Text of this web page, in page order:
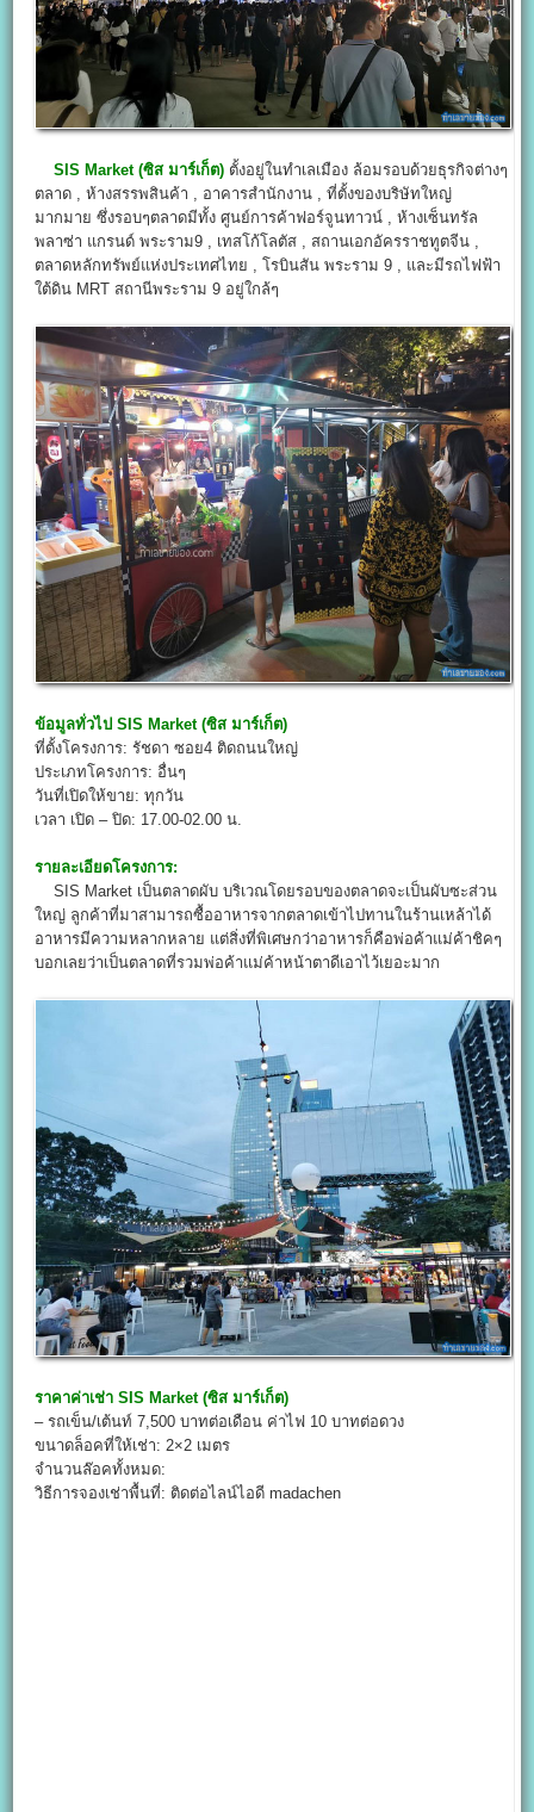
SIS Market (ซิส มาร์เก็ต) ตั้งอยู่ในทำเลเมือง ล้อมรอบด้วยธุรกิจต่างๆ
ตลาด , ห้างสรรพสินค้า , อาคารสำนักงาน , ที่ตั้งของบริษัทใหญ่
มากมาย ซึ่งรอบๆตลาดมีทั้ง ศูนย์การค้าฟอร์จูนทาวน์ , ห้างเซ็นทรัล
พลาซ่า แกรนด์ พระราม9 , เทสโก้โลตัส , สถานเอกอัครราชทูตจีน ,
ตลาดหลักทรัพย์แห่งประเทศไทย , โรบินสัน พระราม 9 , และมีรถไฟฟ้า
ใต้ดิน MRT สถานีพระราม 9 อยู่ใกล้ๆ
ข้อมูลทั่วไป SIS Market(ซิส มาร์เก็ต)
ที่ตั้งโครงการ: รัชดา ซอย4 ติดถนนใหญ่
ประเภทโครงการ: อื่นๆ
วันที่เปิดให้ขาย: ทุกวัน
เวลา เปิด – ปิด: 17.00-02.00 น.
รายละเอียดโครงการ:
SIS Market เป็นตลาดผับ บริเวณโดยรอบของตลาดจะเป็นผับซะส่วน
ใหญ่ ลูกค้าที่มาสามารถซื้ออาหารจากตลาดเข้าไปทานในร้านเหล้าได้
อาหารมีความหลากหลาย แต่สิ่งที่พิเศษกว่าอาหารก็คือพ่อค้าแม่ค้าชิคๆ
บอกเลยว่าเป็นตลาดที่รวมพ่อค้าแม่ค้าหน้าตาดีเอาไว้เยอะมาก
ราคาค่าเช่า SIS Market(ซิส มาร์เก็ต)
– รถเข็น/เต้นท์ 7,500 บาทต่อเดือน ค่าไฟ 10 บาทต่อดวง
ขนาดล็อคที่ให้เช่า: 2×2 เมตร
จำนวนล๊อคทั้งหมด:
วิธีการจองเช่าพื้นที่: ติดต่อไลน์ไอดี madachen